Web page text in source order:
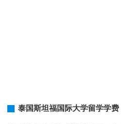
泰国斯坦福国际大学留学学费